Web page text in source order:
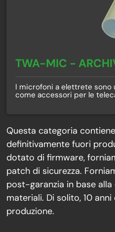
TWA-MIC -
I microfoni a elettrete
come accessori per le
Questa categoria
definitivamente fuori
dotato di firmware,
patch di sicurezza.
post-garanzia in base
materiali. Di solito, 10
produzione.